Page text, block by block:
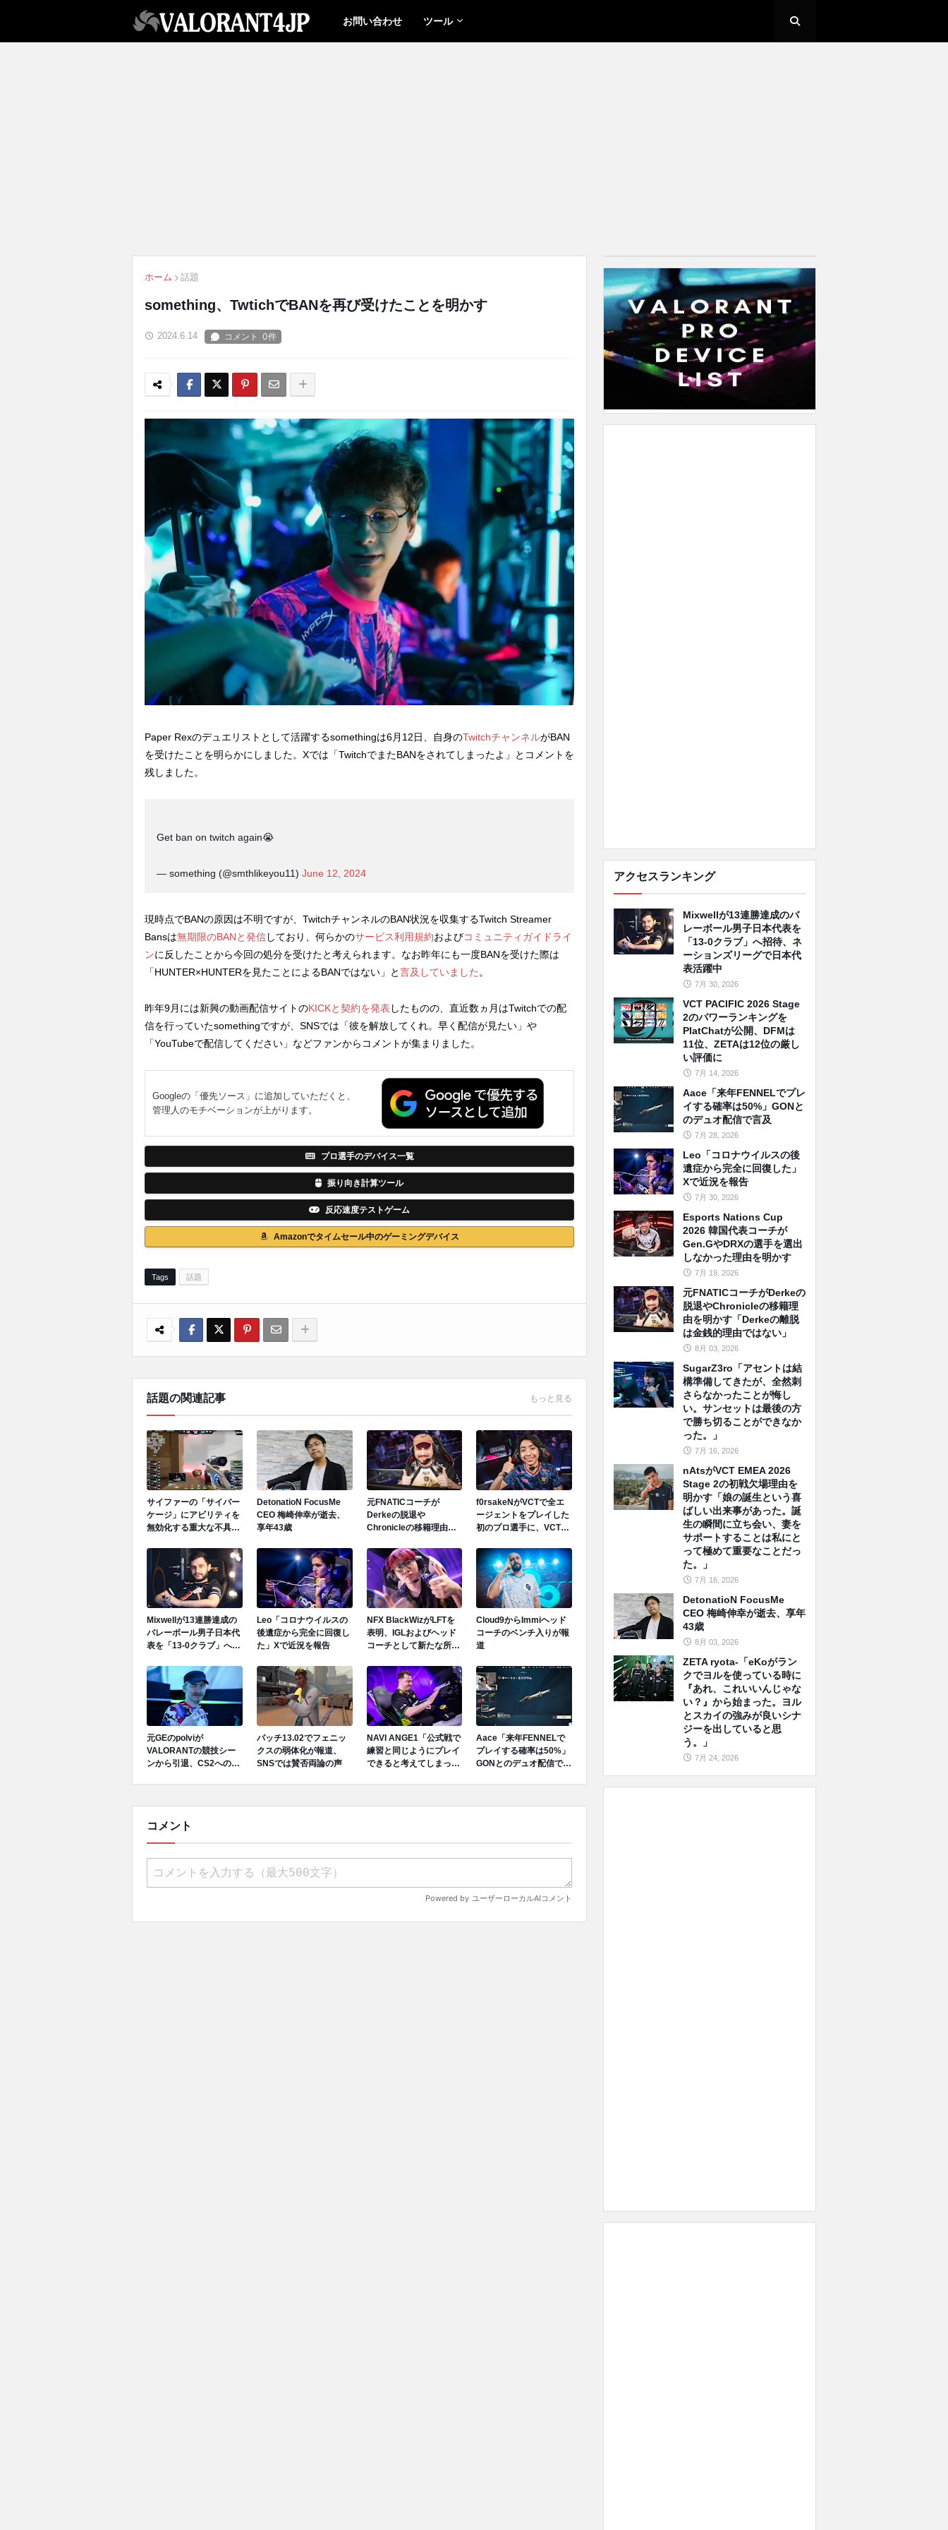
お問い合わせ ツール
ホーム 話題
something、TwtichでBANを再び受けたことを明かす
2024.6.14
Paper Rexのデュエリストとして活躍するsomethingは6月12日、自身のTwitchチャンネルがBAN
を受けたことを明らかにしました。Xでは「TwitchでまたBANをされてしまったよ」とコメントを
残しました。
Get ban on twitch again😭
— something (@smthlikeyou11) June 12, 2024
現時点でBANの原因は不明ですが、TwitchチャンネルのBAN状況を収集するTwitch Streamer
Bansは無期限のBANと発信しており、何らかのサービス利用規約およびコミュニティガイドライ
ンに反したことから今回の処分を受けたと考えられます。なお昨年にも一度BANを受けた際は
「HUNTER×HUNTERを見たことによるBANではない」と言及していました。
昨年9月には新興の動画配信サイトのKICKと契約を発表 したものの、直近数ヵ月はTwitchでの配
信を行っていたsomethingですが、SNSでは「彼を解放してくれ。早く配信が見たい」や
「YouTubeで配信してください」などファンからコメントが集まりました。
Googleの「優先ソース」に追加していただくと、
管理人のモチベーションが上がります。
プロ選手のデバイス一覧
振り向き計算ツール
反応速度テストゲーム
Amazonでタイムセール中のゲーミングデバイス
Tags 話題
話題の関連記事 もっと見る
サイファーの「サイバー
ケージ」にアビリティを
無効化する重大な不具合
vs GEでも発生
DetonatioN FocusMe
CEO 梅崎伸幸が逝去、
享年43歳
元FNATICコーチが
Derkeの脱退や
Chronicleの移籍理由を
金銭的理由ではない」
f0rsakeNがVCTで全エ
ージェントをプレイした
初のプロ選手に、VCT
Secret戦で遂にゲッコー
を解禁
Mixwellが13連勝達成の
バレーボール男子日本代
表を「13-0クラブ」へ招
で日本代表活躍中
Leo「コロナウイルスの
後遺症から完全に回復し
た」Xで近況を報告
NFX BlackWizがLFTを
表明、IGLおよびヘッド
コーチとして新たな所属
Cloud9からImmiヘッド
コーチのベンチ入りが報
道
元GEのpolviが
VALORANTの競技シー
ンから引退、CS2への移
パッチ13.02でフェニッ
クスの弱体化が報道、
SNSでは賛否両論の声
NAVI ANGE1「公式戦で
練習と同じようにプレイ
できると考えてしまっ
Aace「来年FENNELで
プレイする確率は50%」
GONとのデュオ配信で言
コメント
アクセスランキング
Mixwellが13連勝達成のバ
レーボール男子日本代表を
「13-0クラブ」へ招待、ネ
ーションズリーグで日本代
表活躍中
7月 30, 2026
VCT PACIFIC 2026 Stage
2のパワーランキングを
PlatChatが公開、DFMは
11位、ZETAは12位の厳し
い評価に
7月 14, 2026
Aace「来年FENNELでプレ
イする確率は50%」GONと
のデュオ配信で言及
7月 28, 2026
Leo「コロナウイルスの後
遺症から完全に回復した」
Xで近況を報告
7月 30, 2026
Esports Nations Cup
2026 韓国代表コーチが
Gen.GやDRXの選手を選出
しなかった理由を明かす
7月 19, 2026
元FNATICコーチがDerkeの
脱退やChronicleの移籍理
由を明かす「Derkeの離脱
は金銭的理由ではない」
8月 03, 2026
SugarZ3ro「アセントは結
構準備してきたが、全然刺
さらなかったことが悔し
い。サンセットは最後の方
で勝ち切ることができなか
った。」
7月 16, 2026
nAtsがVCT EMEA 2026
Stage 2の初戦欠場理由を
明かす「娘の誕生という喜
ばしい出来事があった。誕
生の瞬間に立ち会い、妻を
サポートすることは私にと
って極めて重要なことだっ
た。」
7月 16, 2026
DetonatioN FocusMe
CEO 梅崎伸幸が逝去、享年
43歳
8月 03, 2026
ZETA ryota-「eKoがラン
クでヨルを使っている時に
『あれ、これいいんじゃな
い？』から始まった。ヨル
とスカイの強みが良いシナ
ジーを出していると思
う。」
7月 24, 2026